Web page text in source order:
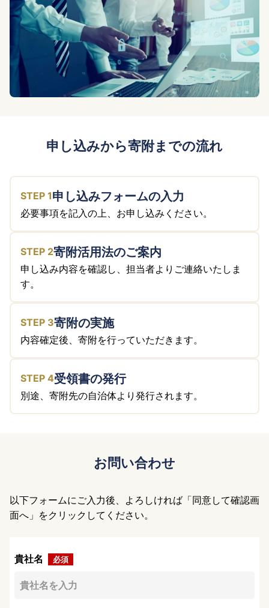
申し込みから寄附までの流れ
申し込みフォームの入力
必要事項を記入の上、お申し込みください。
寄附活用法のご案内
申し込み内容を確認し、担当者よりご連絡いたしま
す。
寄附の実施
内容確定後、寄附を行っていただきます。
受領書の発行
別途、寄附先の自治体より発行されます。
お問い合わせ
以下フォームにご入力後、よろしければ「同意して確認画
面へ」をクリックしてください。
貴社名